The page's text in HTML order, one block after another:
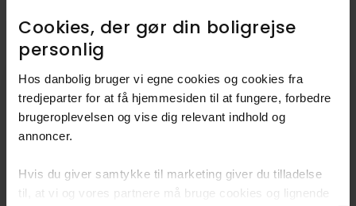
Cookies, der gør din boligrejse
personlig​
Hos danbolig bruger vi egne cookies og cookies fra
tredjeparter for at få hjemmesiden til at fungere, forbedre
brugeroplevelsen og vise dig relevant indhold og
annoncer.​
Hvis du giver samtykke til marketing giver du tilladelse
til, at vi og vores partnere må bruge cookies og lignende
500.000-600.000 kr. på omkring
97 m2
Anden mægler